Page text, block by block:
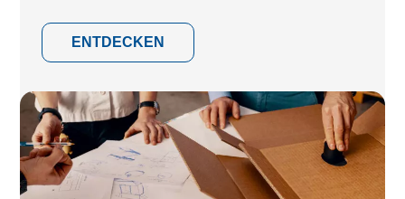
ENTDECKEN